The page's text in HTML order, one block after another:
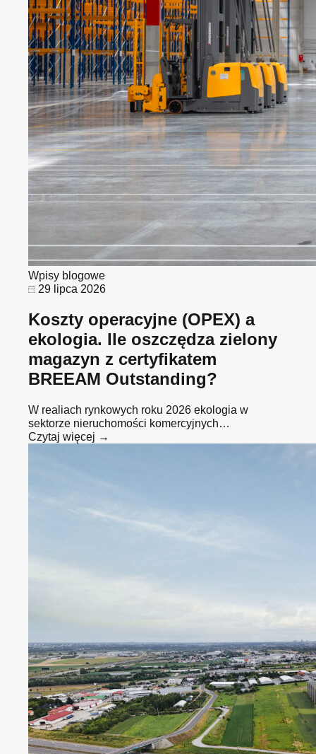
Wpisy blogowe
29 lipca 2026
Koszty operacyjne (OPEX) a
ekologia. Ile oszczędza zielony
magazyn z certyfikatem
BREEAM Outstanding?
W realiach rynkowych roku 2026 ekologia w
sektorze nieruchomości komercyjnych…
Czytaj więcej →